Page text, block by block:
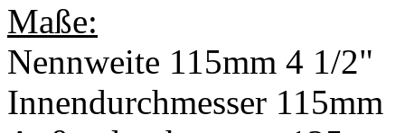
Maße:
Nennweite 115mm 4 1/2"
Innendurchmesser 115mm